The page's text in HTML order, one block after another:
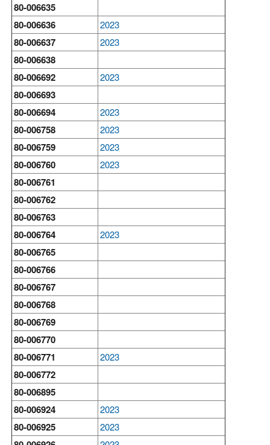
80-006635
80-006636
2023
80-006637 2023
80-006638
80-006692
2023
80-006693
80-006694
2023
80-006758 2023
80-006759 2023
80-006760 2023
80-006761
80-006762
80-006763
80-006764
2023
80-006765
80-006766
80-006767
80-006768
80-006769
80-006770
80-006771
2023
80-006772
80-006895
80-006924
2023
80-006925 2023